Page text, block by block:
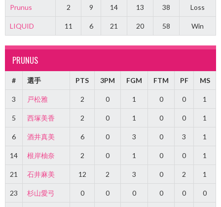
Prunus 2 9 14 13 38 Loss
LIQUID 11 6 21 20 58 Win
PRUNUS
# 選手 PTS 3PM FGM FTM PF MS
3 戸松雅 2 0 1 0 0 1
5 西塚美香 2 0 1 0 0 1
6 酒井真美 6 0 3 0 3 1
14 根岸柚奈 2 0 1 0 0 1
21 石井麻美 12 2 3 0 2 1
23 杉山愛弓 0 0 0 0 0 0